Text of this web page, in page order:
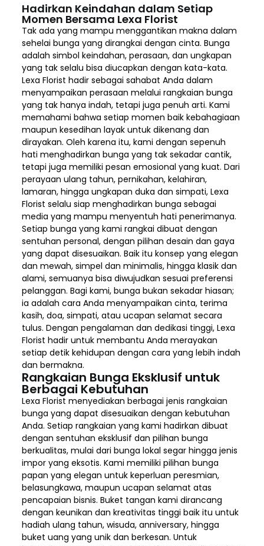
Hadirkan Keindahan dalam Setiap
Momen Bersama Lexa Florist
Tak ada yang mampu menggantikan makna dalam
sehelai bunga yang dirangkai dengan cinta. Bunga
adalah simbol keindahan, perasaan, dan ungkapan
yang tak selalu bisa diucapkan dengan kata-kata.
Lexa Florist hadir sebagai sahabat Anda dalam
menyampaikan perasaan melalui rangkaian bunga
yang tak hanya indah, tetapi juga penuh arti. Kami
memahami bahwa setiap momen baik kebahagiaan
maupun kesedihan layak untuk dikenang dan
dirayakan. Oleh karena itu, kami dengan sepenuh
hati menghadirkan bunga yang tak sekadar cantik,
tetapi juga memiliki pesan emosional yang kuat. Dari
perayaan ulang tahun, pernikahan, kelahiran,
lamaran, hingga ungkapan duka dan simpati, Lexa
Florist selalu siap menghadirkan bunga sebagai
media yang mampu menyentuh hati penerimanya.
Setiap bunga yang kami rangkai dibuat dengan
sentuhan personal, dengan pilihan desain dan gaya
yang dapat disesuaikan. Baik itu konsep yang elegan
dan mewah, simpel dan minimalis, hingga klasik dan
alami, semuanya bisa diwujudkan sesuai preferensi
pelanggan. Bagi kami, bunga bukan sekadar hiasan;
ia adalah cara Anda menyampaikan cinta, terima
kasih, doa, simpati, atau ucapan selamat secara
tulus. Dengan pengalaman dan dedikasi tinggi, Lexa
Florist hadir untuk membantu Anda merayakan
setiap detik kehidupan dengan cara yang lebih indah
dan bermakna.
Rangkaian Bunga Eksklusif untuk
Berbagai Kebutuhan
Lexa Florist menyediakan berbagai jenis rangkaian
bunga yang dapat disesuaikan dengan kebutuhan
Anda. Setiap rangkaian yang kami hadirkan dibuat
dengan sentuhan eksklusif dan pilihan bunga
berkualitas, mulai dari bunga lokal segar hingga jenis
impor yang eksotis. Kami memiliki pilihan bunga
papan yang elegan untuk keperluan peresmian,
belasungkawa, maupun ucapan selamat atas
pencapaian bisnis. Buket tangan kami dirancang
dengan keunikan dan kreativitas tinggi baik itu untuk
hadiah ulang tahun, wisuda, anniversary, hingga
buket uang yang unik dan berkesan. Untuk